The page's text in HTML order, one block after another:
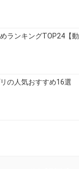
ランキングTOP24【動
の人気おすすめ16選